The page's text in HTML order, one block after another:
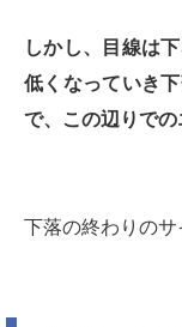
しかし、目線は
低くなっていき
で、この辺りでの
下落の終わりのサ